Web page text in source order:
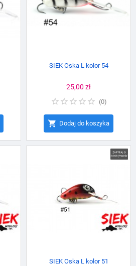
SIEK Oska L kolor 54
Cena
25,00 zł
(0)
 Dodaj do koszyka
SIEK Oska L kolor 51